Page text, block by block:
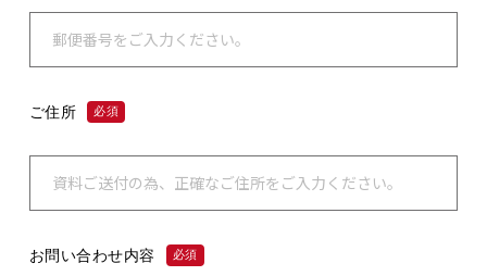
ご住所 必須
お問い合わせ内容 必須